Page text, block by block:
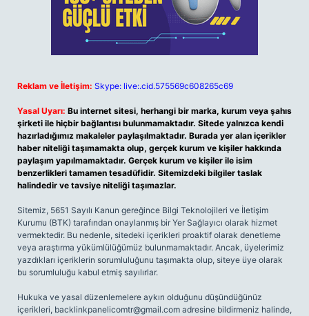
Reklam ve İletişim: Skype: live:.cid.575569c608265c69
Yasal Uyarı: Bu internet sitesi, herhangi bir marka, kurum veya şahıs
şirketi ile hiçbir bağlantısı bulunmamaktadır. Sitede yalnızca kendi
hazırladığımız makaleler paylaşılmaktadır. Burada yer alan içerikler
haber niteliği taşımamakta olup, gerçek kurum ve kişiler hakkında
paylaşım yapılmamaktadır. Gerçek kurum ve kişiler ile isim
benzerlikleri tamamen tesadüfidir. Sitemizdeki bilgiler taslak
halindedir ve tavsiye niteliği taşımazlar.
Sitemiz, 5651 Sayılı Kanun gereğince Bilgi Teknolojileri ve İletişim
Kurumu (BTK) tarafından onaylanmış bir Yer Sağlayıcı olarak hizmet
vermektedir. Bu nedenle, sitedeki içerikleri proaktif olarak denetleme
veya araştırma yükümlülüğümüz bulunmamaktadır. Ancak, üyelerimiz
yazdıkları içeriklerin sorumluluğunu taşımakta olup, siteye üye olarak
bu sorumluluğu kabul etmiş sayılırlar.
Hukuka ve yasal düzenlemelere aykırı olduğunu düşündüğünüz
içerikleri, backlinkpanelicomtr@gmail.com adresine bildirmeniz halinde,